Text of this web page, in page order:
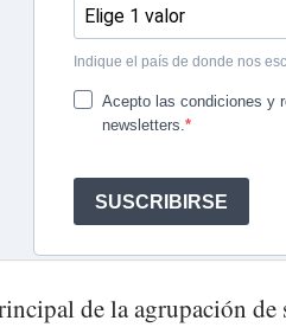
de la agrupación de